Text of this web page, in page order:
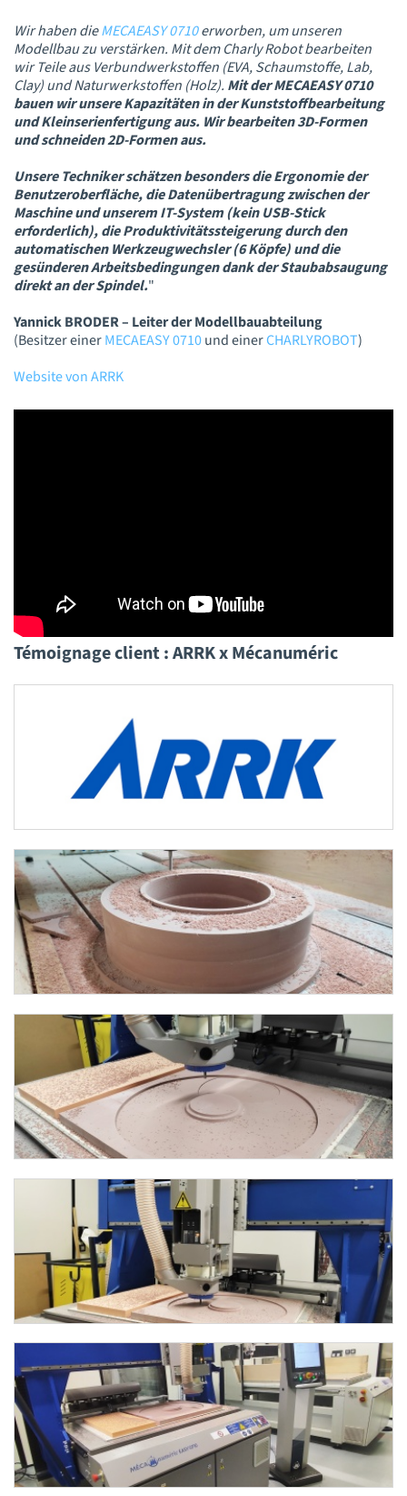
Wir haben dieMECAEASY 0710erworben, um unseren
Modellbau zu verstärken. Mit dem Charly Robot bearbeiten
wir Teile aus Verbundwerkstoffen (EVA, Schaumstoffe, Lab,
Clay) und Naturwerkstoffen (Holz). Mit der MECAEASY 0710
bauen wir unsere Kapazitäten in der Kunststoffbearbeitung
und Kleinserienfertigung aus. Wir bearbeiten 3D-Formen
und schneiden 2D-Formen aus.
Unsere Techniker schätzen besonders die Ergonomie der
Benutzeroberfläche, die Datenübertragung zwischen der
Maschine und unserem IT-System (kein USB-Stick
erforderlich), die Produktivitätssteigerung durch den
automatischen Werkzeugwechsler (6 Köpfe) und die
gesünderen Arbeitsbedingungen dank der Staubabsaugung
direkt an der Spindel."
Yannick BRODER – Leiter der Modellbauabteilung
(Besitzer einerMECAEASY 0710und einerCHARLYROBOT)
Website von ARRK
Témoignage client : ARRK x Mécanuméric